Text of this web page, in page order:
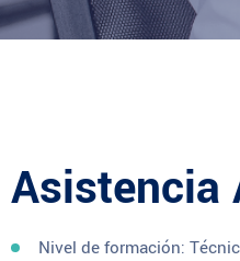
Asistencia
Nivel de formación: